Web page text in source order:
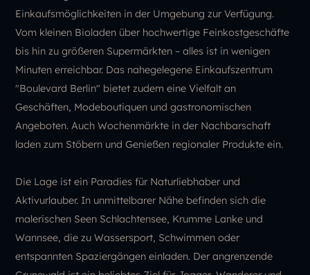
Einkaufsmöglichkeiten in der Umgebung zur Verfügung.
Vom kleinen Bioladen über hochwertige Feinkostgeschäfte
bis hin zu größeren Supermärkten – alles ist in wenigen
Minuten erreichbar. Das nahegelegene Einkaufszentrum
"Boulevard Berlin" bietet zudem eine Vielfalt an
Geschäften, Modeboutiquen und gastronomischen
Angeboten. Auch Wochenmärkte in der Nachbarschaft
laden zum Stöbern und Genießen regionaler Produkte ein.
Die Lage ist ein Paradies für Naturliebhaber und
Aktivurlauber. In unmittelbarer Nähe befinden sich die
malerischen Seen Schlachtensee, Krumme Lanke und
Wannsee, die zu Wassersport, Schwimmen oder
entspannten Spaziergängen einladen. Der angrenzende